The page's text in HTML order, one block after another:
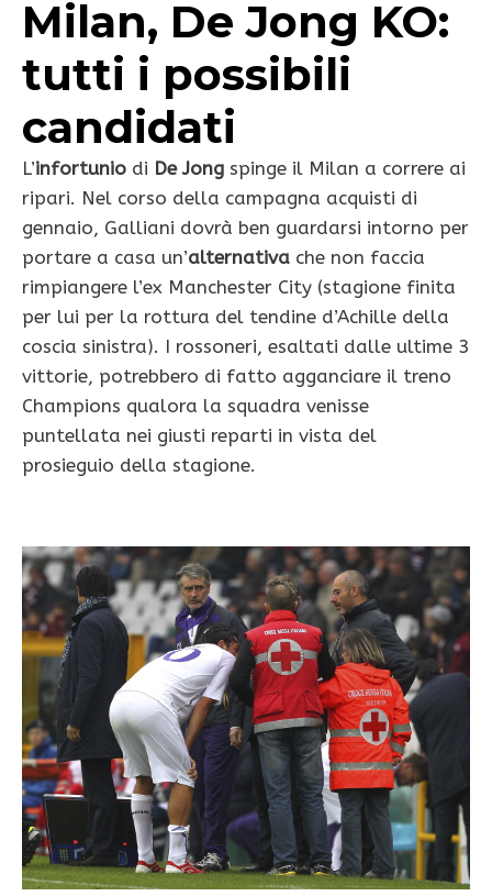
Milan, De Jong KO:
tutti i possibili
candidati
L’infortunio di De Jong spinge il Milan a correre ai
ripari. Nel corso della campagna acquisti di
gennaio, Galliani dovrà ben guardarsi intorno per
portare a casa un’alternativa che non faccia
rimpiangere l’ex Manchester City (stagione finita
per lui per la rottura del tendine d’Achille della
coscia sinistra). I rossoneri, esaltati dalle ultime 3
vittorie, potrebbero di fatto agganciare il treno
Champions qualora la squadra venisse
puntellata nei giusti reparti in vista del
prosieguio della stagione.